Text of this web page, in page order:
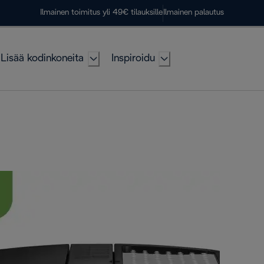
Ilmainen toimitus yli 49€ tilauksille Ilmainen palautus
Lisää kodinkoneita Inspiroidu